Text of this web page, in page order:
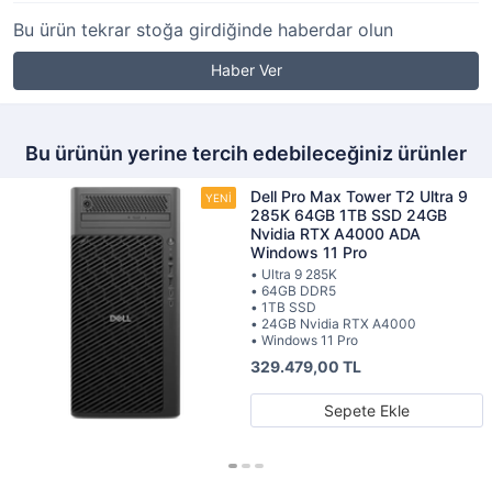
Bu ürün tekrar stoğa girdiğinde haberdar olun
Haber Ver
Bu ürünün yerine tercih edebileceğiniz ürünler
Dell Pro Max Tower T2 Ultra 9
285K 64GB 1TB SSD 24GB
Nvidia RTX A4000 ADA
Windows 11 Pro
• Ultra 9 285K
• 64GB DDR5
• 1TB SSD
• 24GB Nvidia RTX A4000
• Windows 11 Pro
329.479,00 TL
Sepete Ekle